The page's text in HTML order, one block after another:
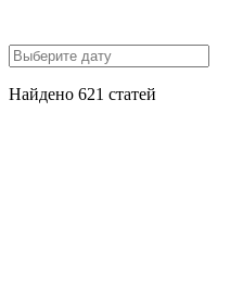
Найдено 621 статей